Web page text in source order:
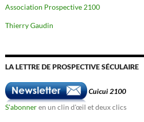
Association Prospective 2100
Thierry Gaudin
LA LETTRE DE PROSPECTIVE SÉCULAIRE
Cuicui 2100
S'abonneren un clin d'œil et deux clics